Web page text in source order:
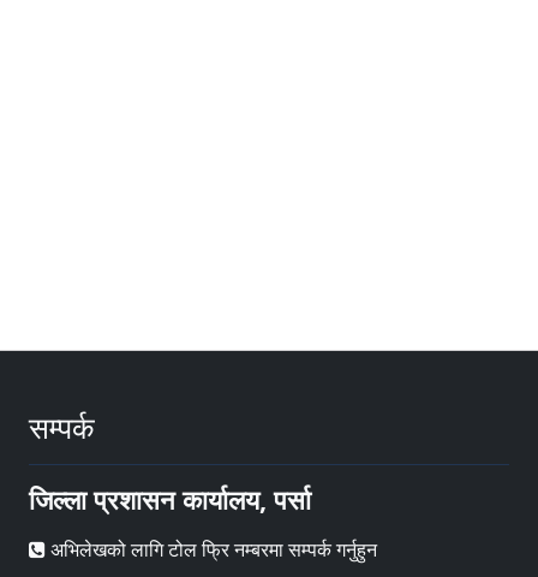
सम्पर्क
जिल्ला प्रशासन कार्यालय, पर्सा
अभिलेखको लागि टोल फ्रि नम्बरमा सम्पर्क गर्नुहुन